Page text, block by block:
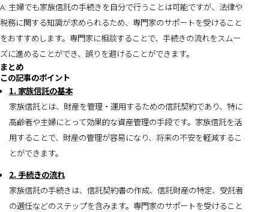
A: 主婦でも家族信託の手続きを自分で行うことは可能ですが、法律や
税務に関する知識が求められるため、専門家のサポートを受けること
をおすすめします。専門家に相談することで、手続きの流れをスムー
ズに進めることができ、誤りを避けることができます。
まとめ
この記事のポイント
1. 家族信託の基本
家族信託とは、財産を管理・運用するための信託契約であり、特に
高齢者や主婦にとって効果的な資産管理の手段です。家族信託を活
用することで、財産の管理が容易になり、将来の不安を軽減するこ
とができます。
2. 手続きの流れ
家族信託の手続きは、信託契約書の作成、信託財産の特定、受託者
の選任などのステップを含みます。専門家のサポートを受けること